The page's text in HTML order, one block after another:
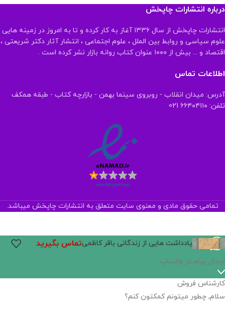
درباره انتشارات چاپخش
انتشارات چاپخش از سال ۱۳۳۶ آغاز به کار کرده و تا به امروز در زمینه هایی
علوم سیاسی و روابط بین الملل ، علوم اجتماعی ، انتشار آثار دکتر شریعتی ،
اقتصاد و ... بیش از ۱۰۰۰ عنوان کتاب روانه بازار نشر کرده است .
اطلاعات تماس
آدرس: میدان انقلاب - روبروی سینما بهمن - بازارچه کتاب - طبقه همکف
تلفن: ۶۶۴۰۴۱۱۰ 021
تمامی حقوق مادی و معنوی سایت متعلق به انتشارات چاپخش میباشد.
یادداشت هایی از زندگانی باقر کاظمیتماس بگیرید
اگر